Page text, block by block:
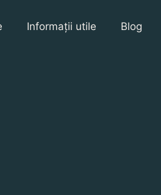
Informații utile Blog